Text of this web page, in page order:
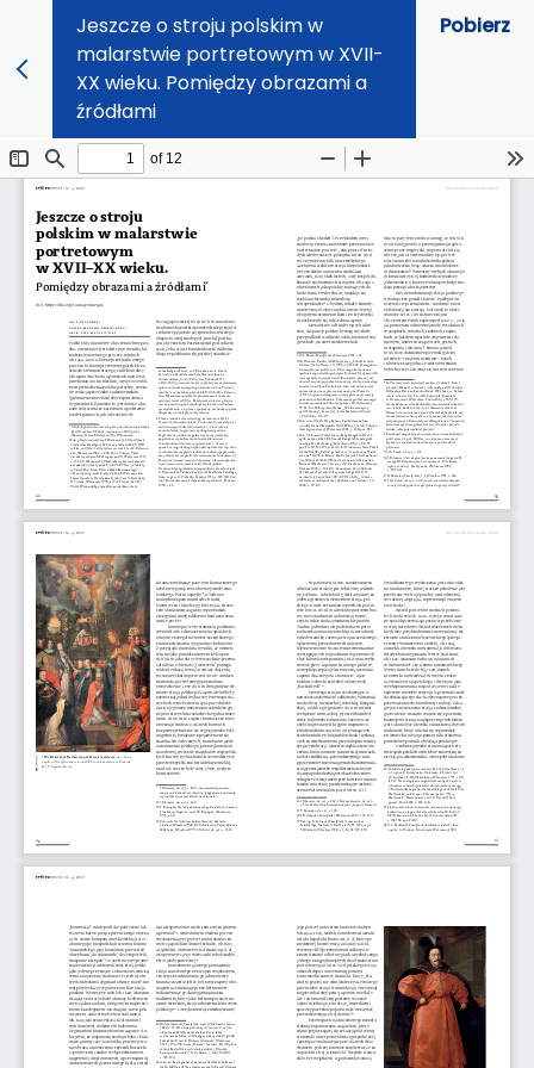
Jeszcze o stroju polskim w
malarstwie portretowym w XVII-
XX wieku. Pomiędzy obrazami a
źródłami
Pobierz